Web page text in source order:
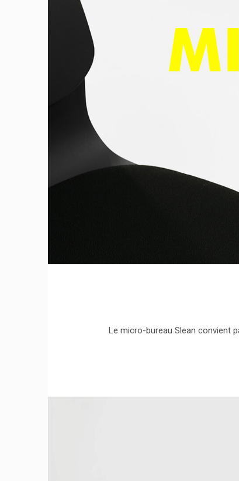
Le micro-bureau Slean convient